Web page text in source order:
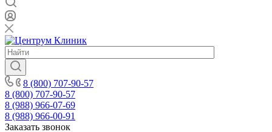
8 (800) 707-90-57
8 (800) 707-90-57
8 (988) 966-07-69
8 (988) 966-00-91
Заказать звонок